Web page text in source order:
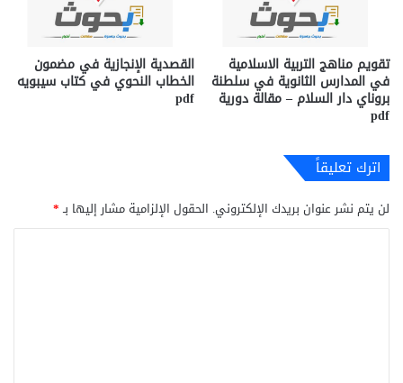
تقويم مناهج التربية الاسلامية
في المدارس الثانوية في سلطنة
بروناي دار السلام – مقالة دورية
pdf
القصدية الإنجازية في مضمون
الخطاب النحوي في كتاب سيبويه
pdf
اترك تعليقاً
لن يتم نشر عنوان بريدك الإلكتروني. الحقول الإلزامية مشار إليها بـ*